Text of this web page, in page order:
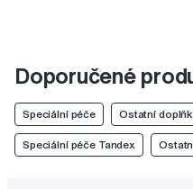
Doporučené
Speciální péče Ostatní
Speciální péče Tandex